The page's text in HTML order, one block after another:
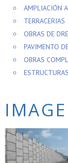
AMPLIACIÓN
TERRACERIAS
OBRAS DE
PAVIMENTO
OBRAS